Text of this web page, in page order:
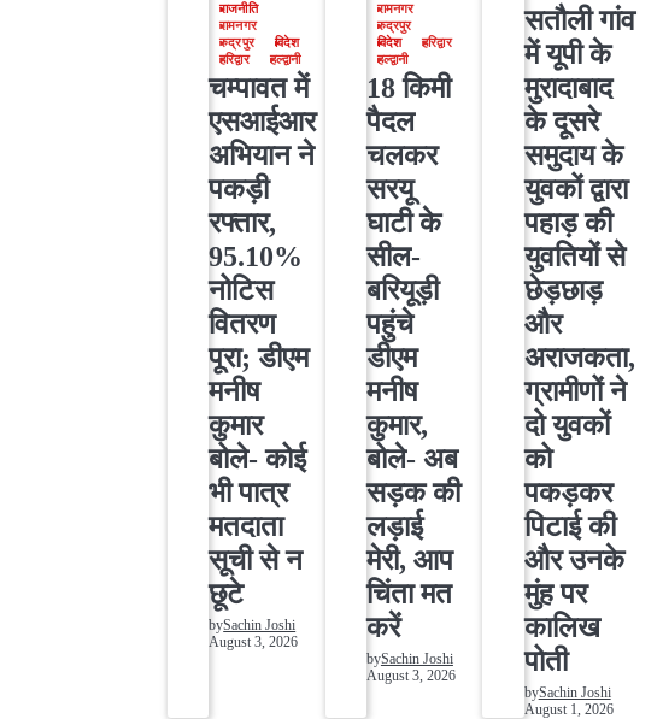
राजनीति
रामनगर
रुद्रपुर
विदेश
हरिद्वार
हल्द्वानी
चम्पावत में
एसआईआर
अभियान ने
पकड़ी
रफ्तार,
95.10%
नोटिस
वितरण
पूरा; डीएम
मनीष
कुमार
बोले- कोई
भी पात्र
मतदाता
सूची से न
छूटे
bySachin Joshi
August 3, 2026
रामनगर
रुद्रपुर
विदेश
हरिद्वार
हल्द्वानी
18 किमी
पैदल
चलकर
सरयू
घाटी के
सील-
बरियूड़ी
पहुंचे
डीएम
मनीष
कुमार,
बोले- अब
सड़क की
लड़ाई
मेरी, आप
चिंता मत
करें
bySachin Joshi
August 3, 2026
सतौली गांव
में यूपी के
मुरादाबाद
के दूसरे
समुदाय के
युवकों द्वारा
पहाड़ की
युवतियों से
छेड़छाड़
और
अराजकता,
ग्रामीणों ने
दो युवकों
को
पकड़कर
पिटाई की
और उनके
मुंह पर
कालिख
पोती
bySachin Joshi
August 1, 2026